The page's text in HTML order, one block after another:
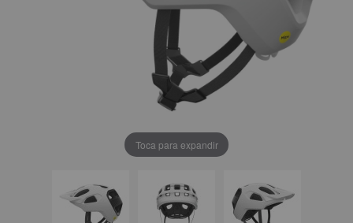
Toca para expandir